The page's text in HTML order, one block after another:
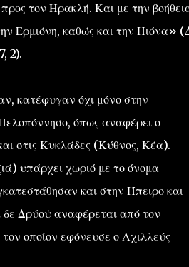
τον Ηρακλή. Και με την
Ερμιόνη, καθώς και την Ηιόνα»
2).
κατέφυγαν όχι μόνο στην
όπως αναφέρει ο
στις Κυκλάδες (Κύθνος, Κέα).
υπάρχει χωριό με το όνομα
και στην Ήπειρο και
Δρύοψ αναφέρεται από τον
οποίον εφόνευσε ο Αχιλλεύς